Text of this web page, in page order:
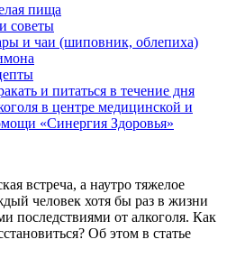
пища
советы
и чаи (шиповник, облепиха)
и питаться в течение дня
в центре медицинской и
«Синергия Здоровья»
встреча, а наутро тяжелое
человек хотя бы раз в жизни
последствиями от алкоголя. Как
Об этом в статье